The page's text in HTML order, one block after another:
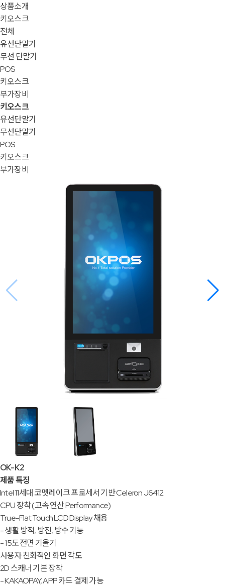
상품소개
키오스크
전체
유선단말기
무선 단말기
POS
키오스크
부가장비
키오스크
유선단말기
무선단말기
POS
키오스크
부가장비
OK-K2
제품 특징
Intel 11세대 코멧레이크 프로세서 기반 Celeron J6412
CPU 장착 (고속 연산 Performance)
True-Flat Touch LCD Display 채용
- 생활 방적, 방진, 방수 기능
- 15도 전면 기울기
사용자 친화적인 화면 각도
2D 스캐너 기본 장착
- KAKAOPAY, APP 카드 결제 가능